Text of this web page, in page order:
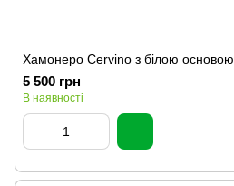
Хамонеро Cervino з білою основою
5 500 грн
В наявності